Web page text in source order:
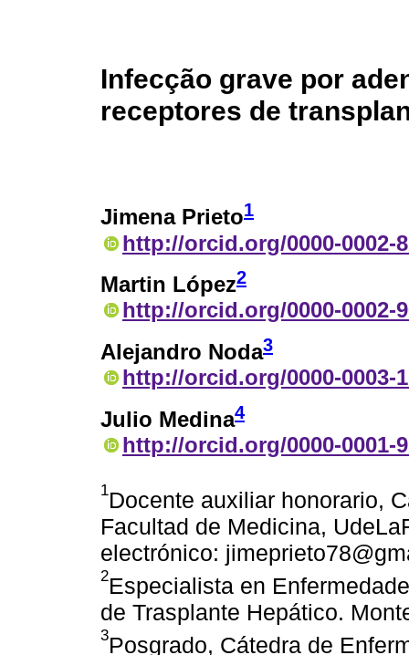
Infecção grave por
receptores de
Jimena Prieto1
http://orcid.org/0000-0002-
Martin López2
http://orcid.org/0000-0002-
Alejandro Noda3
http://orcid.org/0000-0003-
Julio Medina4
http://orcid.org/0000-0001-
1Docente auxiliar honorario,
Facultad de Medicina,
electrónico:
2Especialista en
de Trasplante Hepático.
3Posgrado, Cátedra de